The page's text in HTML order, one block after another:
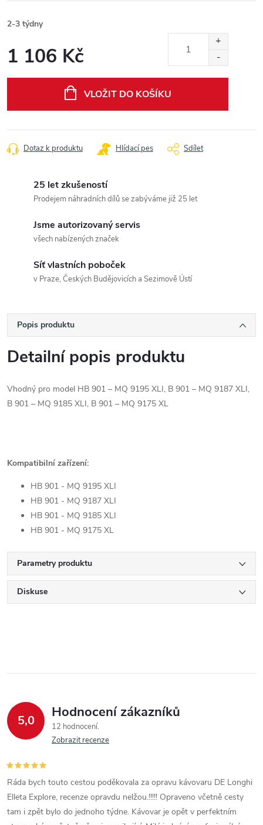
2-3 týdny
1 106 Kč
VLOŽIT DO KOŠÍKU
Dotaz k produktu Hlídací pes Sdílet
25 let zkušeností
Prodejem náhradních dílů se zabýváme již 25 let
Jsme autorizovaný servis
všech nabízených značek
Síť vlastních poboček
v Praze, Českých Budějovicích a Sezimově Ústí
Popis produktu
Detailní popis produktu
Vhodný pro model HB 901 – MQ 9195 XLI, B 901 – MQ 9187 XLI,
B 901 – MQ 9185 XLI, B 901 – MQ 9175 XL
Kompatibilní zařízení:
HB 901 - MQ 9195 XLI
HB 901 - MQ 9187 XLI
HB 901 - MQ 9185 XLI
HB 901 - MQ 9175 XL
Parametry produktu
Diskuse
5,0 Hodnocení zákazníků
12 hodnocení
Zobrazit recenze
Ráda bych touto cestou poděkovala za opravu kávovaru DE Longhi
Elleta Explore, recenze opravdu nelžou.!!!!! Opraveno včetně cesty
tam i zpět bylo do jednoho týdne. Kávovar je opět v perfektním